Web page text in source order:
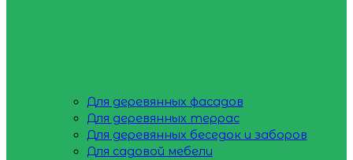
Для деревянных фасадов
Для деревянных террас
Для деревянных беседок и заборов
Для садовой мебели